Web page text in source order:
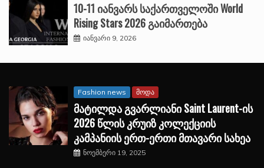
10-11 იანვარს საქართველოში World
Rising Stars 2026 გაიმართება
იანვარი 9, 2026
Fashion news მოდა
მატილდა გვარლიანი Saint Laurent-ის
2026 წლის კრუიზ კოლექციის
კამპანიის ერთ-ერთი მთავარი სახეა
ნოემბერი 19, 2025